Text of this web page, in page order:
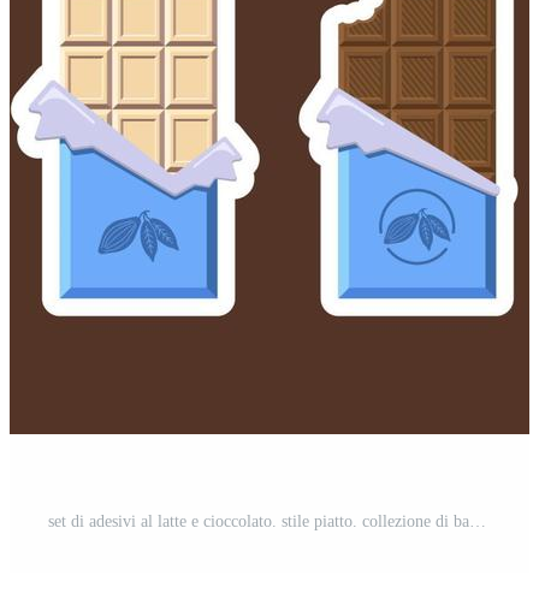
set di adesivi al latte e cioccolato. stile piatto. collezione di barrette di cioccolato e latticini in diverse confezioni per logo, stampa, ricetta, menu, decorazioni e decorazioni Vettore Pro